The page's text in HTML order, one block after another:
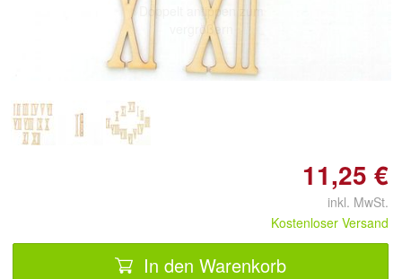
Doppelt antippen zum
vergrößern
11,25 €
inkl. MwSt.
Kostenloser Versand
In den Warenkorb